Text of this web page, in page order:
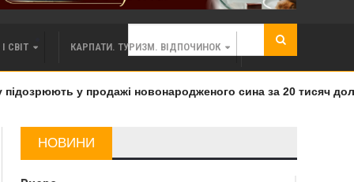
СВІТ КАРПАТИ. ТУРИЗМ. ВІДПОЧИНОК
у продажі новонародженого сина за 20 тисяч
НОВИНИ